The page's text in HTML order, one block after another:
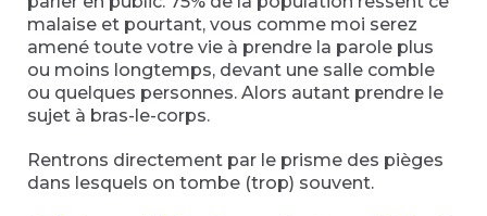
malaise et pourtant, vous comme moi serez
amené toute votre vie à prendre la parole plus
ou moins longtemps, devant une salle comble
ou quelques personnes. Alors autant prendre le
sujet à bras-le-corps.
Rentrons directement par le prisme des pièges
dans lesquels on tombe (trop) souvent.